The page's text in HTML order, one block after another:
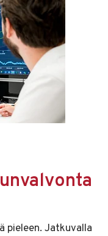
pieleen. Jatkuvalla